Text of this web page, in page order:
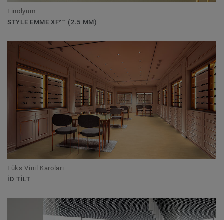
Linolyum
STYLE EMME XF²™ (2.5 MM)
Lüks Vinil Karoları
ID TILT